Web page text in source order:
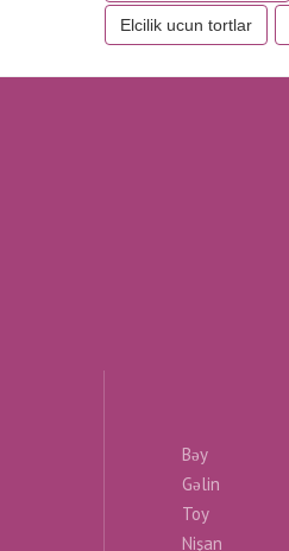
Elcilik ucun tortlar
Bəy
Gəlin
Toy
Nişan